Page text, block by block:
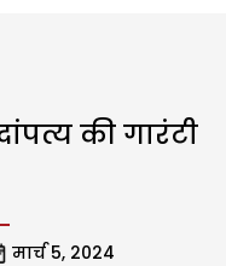
की गारंटी
मार्च 5, 2024